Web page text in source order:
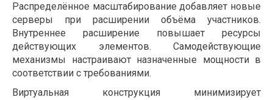
Распределённое масштабирование добавляет новые
серверы при расширении объёма участников.
Внутреннее расширение повышает ресурсы
действующих элементов. Самодействующие
механизмы настраивают назначенные мощности в
соответствии с требованиями.
Виртуальная конструкция минимизирует